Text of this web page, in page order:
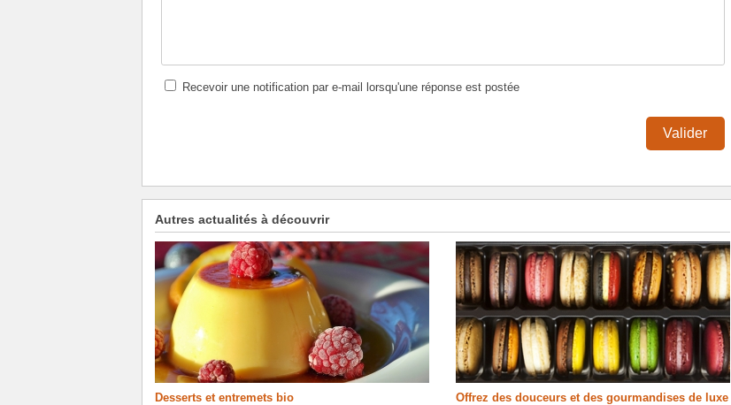
Recevoir une notification par e-mail lorsqu'une réponse est postée
Valider
Autres actualités à découvrir
Desserts et entremets bio
Offrez des douceurs et des gourmandises de luxe